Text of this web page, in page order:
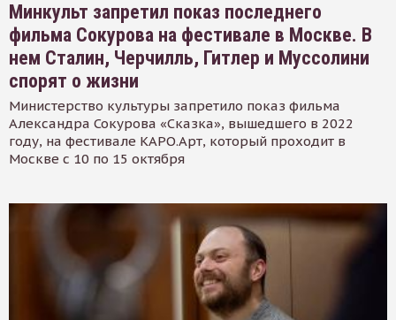
Минкульт запретил показ последнего
фильма Сокурова на фестивале в Москве. В
нем Сталин, Черчилль, Гитлер и Муссолини
спорят о жизни
Министерство культуры запретило показ фильма
Александра Сокурова «Сказка», вышедшего в 2022
году, на фестивале КАРО.Арт, который проходит в
Москве с 10 по 15 октября